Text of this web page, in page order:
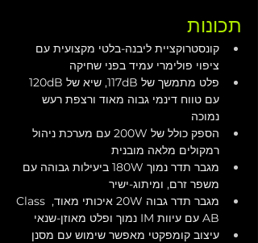
תכונות
קונסטרוקציית ליבנה-בלטי מקצועית עם
ציפוי פולימרי עמיד בפני שחיקה
עם טווח דינמי גבוה מאוד ורצפת רעש
נמוכה
הספק כולל של 200W עם מערכת ניהול
רמקולים מלאה מובנית
מגבר תדר נמוך 180W ביעילות גבוהה עם
משפר זרם, ומיתוג-ישיר
מגבר תדר גבוה 20W איכותי מאוד, Class
AB עם עיוות IM נמוך ופלט מאוזן-שנאי
עיצוב קומפקטי מאפשר שימוש עם מסנן